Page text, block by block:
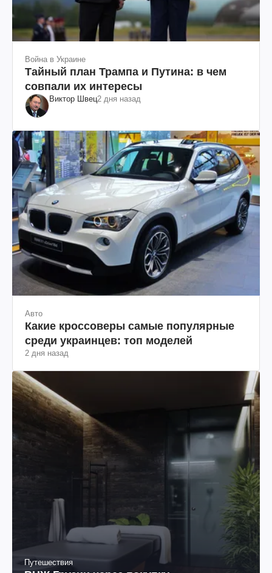
Война в Украине
Тайный план Трампа и Путина: в чем
совпали их интересы
Виктор Швец2 дня назад
Авто
Какие кроссоверы самые популярные
среди украинцев: топ моделей
2 дня назад
Путешествия